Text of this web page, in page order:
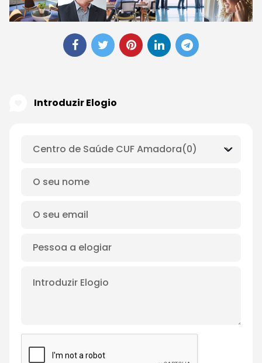
Introduzir Elogio